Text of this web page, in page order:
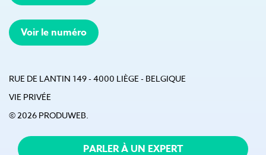
Voir le numéro
RUE DE LANTIN 149 - 4000 LIÈGE - BELGIQUE
VIE PRIVÉE
© 2026 PRODUWEB.
PARLER À UN EXPERT